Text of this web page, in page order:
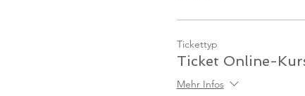
Tickettyp
Ticket Online-
Mehr Infos